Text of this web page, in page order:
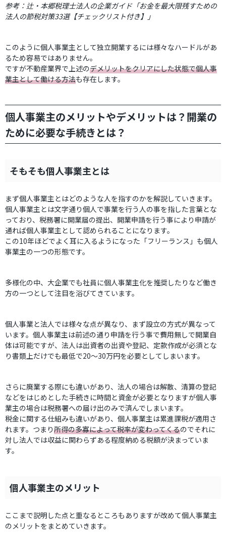
参考： 辻・本郷税理士法人の企業ガイド「お金を最大限残すための
法人の節税対策33選【チェックリスト付き】」
このように個人事業主として独立開業するには様々なハードルがあ
るため容易ではありません。
ですが不動産業界で上述のデメリットをクリアにした状態で個人事
業主として働ける方法も存在します。
個人事業主のメリットやデメリットは？開業の
ために必要な手続きとは？
そもそも個人事業主とは
まず個人事業主とはどのような人を指すのかを解説していきます。
個人事業主とは文字通り個人で事業を行う人の事を指した言葉とな
っており、税務署に開業届の提出、開業申請を行う事により申請が
通れば個人事業主として認められることになります。
この10年ほどでよく耳に入るようになった「フリーランス」も個人
事業主の一つの形態です。
多様化の中、大企業でも社員に個人事業主化を推奨したりなど働き
方の一つとして注目を浴びてきています。
個人事業と法人では様々な点が異なり、まず設立の方式が異なって
います。個人事業主は前述の通り申請を行う事で費用無しで開業自
体は可能ですが、法人は出資者の出資や登記、定款作成が必須とな
り書類上だけでも最低で20～30万円を必要としてしまいます。
さらに廃業する際にも違いがあり、法人の場合は解散、清算の登記
などをはじめとした手続きに時間と資金が必要となりますが個人事
業主の場合は税務署への届け出のみで済んでしまいます。
税金に関する仕組みも違いがあり、個人事業主は累進課税が適用さ
れます。つまり所得の多寡によって税率が変わってくるのでそれに
対し法人では収益に関わらずある程度納める税額が決まっていま
す。
個人事業主のメリット
ここまで説明した点と重なるところもありますが改めて個人事業主
のメリットをまとめていきます。